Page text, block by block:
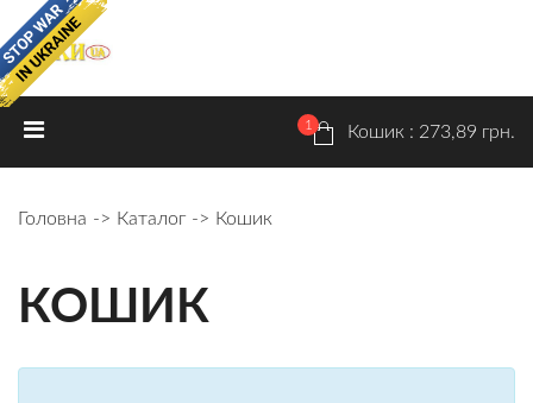
ГОЛОВНА
ON SALE!
Жіночі шкарпетки
Колготки дитячі
ПРАЙС
1 Кошик : 273,89 грн.
Головна Каталог Кошик
КОШИК